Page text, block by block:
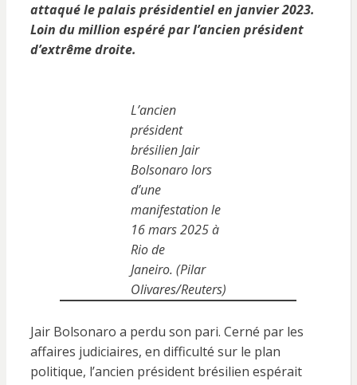
attaqué le palais présidentiel en janvier 2023.
Loin du million espéré par l’ancien président
d’extrême droite.
L’ancien
président
brésilien Jair
Bolsonaro lors
d’une
manifestation le
16 mars 2025 à
Rio de
Janeiro. (Pilar
Olivares/Reuters)
Jair Bolsonaro a perdu son pari. Cerné par les
affaires judiciaires, en difficulté sur le plan
politique, l’ancien président brésilien espérait